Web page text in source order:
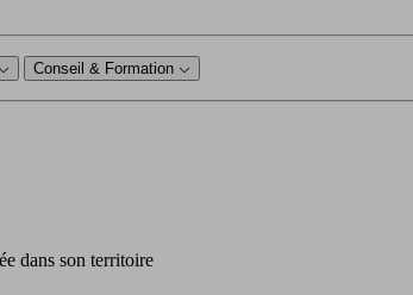
Conseil & Formation
dans son territoire